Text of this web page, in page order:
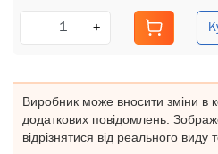
- +
Виробник може вносити зміни в
додаткових повідомлень.
відрізнятися від реального виду